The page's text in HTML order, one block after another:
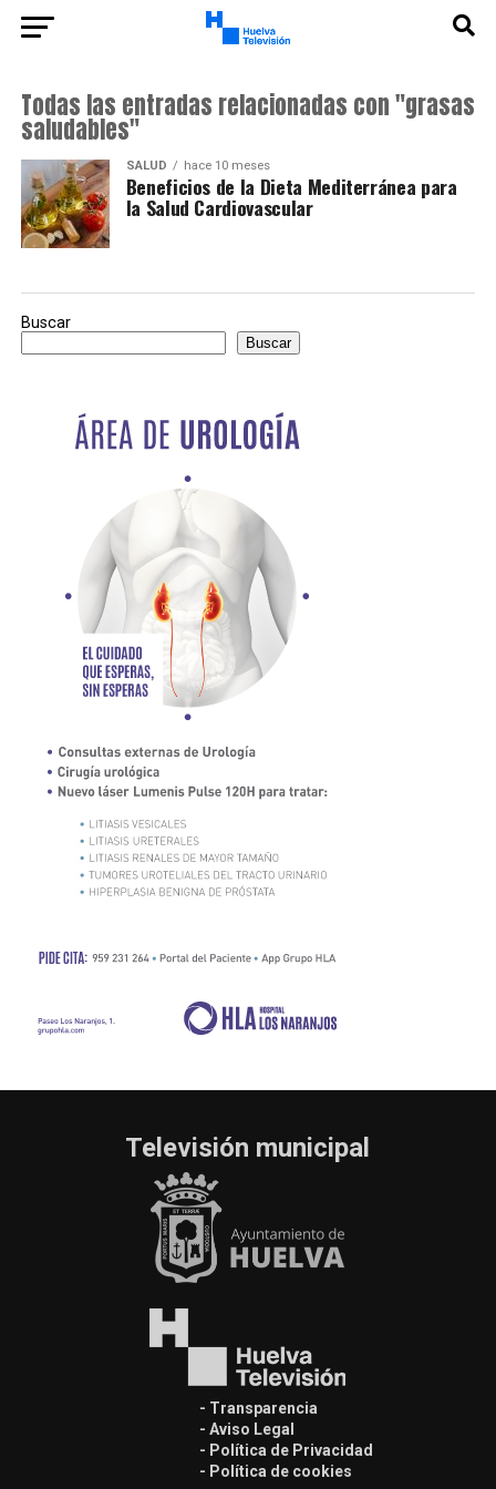
Todas las entradas relacionadas con "grasas
saludables"
SALUD hace 10 meses
Beneficios de la Dieta Mediterránea para
la Salud Cardiovascular
Buscar
Buscar
Televisión municipal
- Transparencia
- Aviso Legal
- Política de Privacidad
- Política de cookies